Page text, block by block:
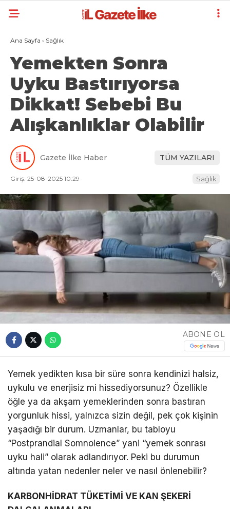
Ana Sayfa › Sağlık
Yemekten Sonra
Uyku Bastırıyorsa
Dikkat! Sebebi Bu
Alışkanlıklar Olabilir
Gazete İlke Haber TÜM YAZILARI
Giriş: 25-08-2025 10:29 Sağlık
ABONE OL
Yemek yedikten kısa bir süre sonra kendinizi halsiz,
uykulu ve enerjisiz mi hissediyorsunuz? Özellikle
öğle ya da akşam yemeklerinden sonra bastıran
yorgunluk hissi, yalnızca sizin değil, pek çok kişinin
yaşadığı bir durum. Uzmanlar, bu tabloyu
“Postprandial Somnolence” yani “yemek sonrası
uyku hali” olarak adlandırıyor. Peki bu durumun
altında yatan nedenler neler ve nasıl önlenebilir?
KARBONHİDRAT TÜKETİMİ VE KAN ŞEKERİ